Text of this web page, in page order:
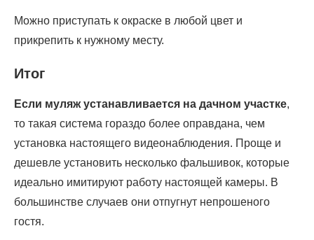
Можно приступать к окраске в любой цвет и
прикрепить к нужному месту.
Итог
Если муляж устанавливается на дачном участке,
то такая система гораздо более оправдана, чем
установка настоящего видеонаблюдения. Проще и
дешевле установить несколько фальшивок, которые
идеально имитируют работу настоящей камеры. В
большинстве случаев они отпугнут непрошеного
гостя.